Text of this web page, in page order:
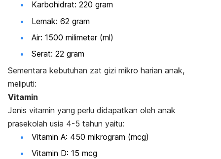
Karbohidrat: 220 gram
Lemak: 62 gram
Air: 1500 milimeter (ml)
Serat: 22 gram
Sementara kebutuhan zat gizi mikro harian anak,
meliputi:
Vitamin
Jenis vitamin yang perlu didapatkan oleh anak
prasekolah usia 4-5 tahun yaitu:
Vitamin A: 450 mikrogram (mcg)
Vitamin D: 15 mcg